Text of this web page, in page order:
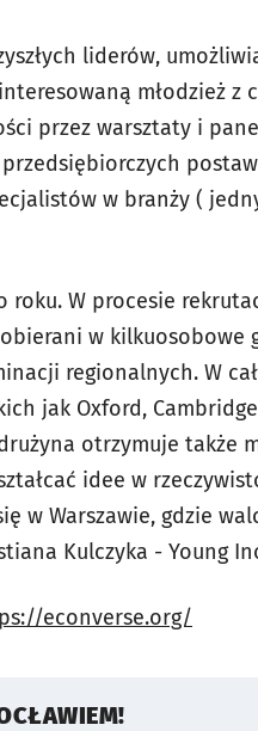
liderów,
młodzież
przez warsztaty i
w branży (
roku. W procesie
w kilkuosobowe
regionalnych. W
jak Oxford,
otrzymuje także
idee w
w Warszawie, gdzie
Kulczyka - Young
econverse.org/